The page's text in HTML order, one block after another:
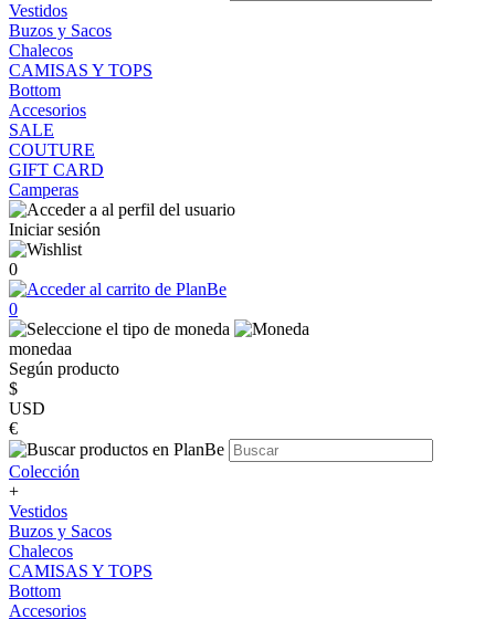
Vestidos
Buzos y Sacos
Chalecos
CAMISAS Y TOPS
Bottom
Accesorios
SALE
COUTURE
GIFT CARD
Camperas
Iniciar sesión
0
0
monedaa
Según producto
$
USD
€
Colección
+
Vestidos
Buzos y Sacos
Chalecos
CAMISAS Y TOPS
Bottom
Accesorios